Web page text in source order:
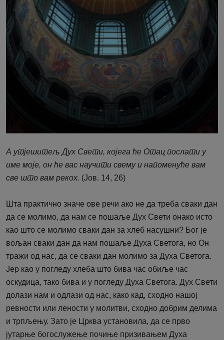
А утјешитељ Дух Свети, којега ће Отац послати у
име моје, он ће вас научити свему и напоменуће вам
све што вам рекох. (Јов. 14, 26)
Шта практично значе ове речи ако не да треба сваки дан
да се молимо, да нам се пошаље Дух Свети онако исто
као што се молимо сваки дан за хлеб насушни? Бог је
вољан сваки дан да нам пошаље Духа Светога, но Он
тражи од нас, да се сваки дан молимо за Духа Светога.
Јер као у погледу хлеба што бива час обиље час
оскудица, тако бива и у погледу Духа Светога. Дух Свети
долази нам и одлази од нас, како кад, сходно нашој
ревности или лености у молитви, сходно добрим делима
и трпљењу. Зато је Црква установила, да се прво
јутарње богослужење почиње призивањем Духа